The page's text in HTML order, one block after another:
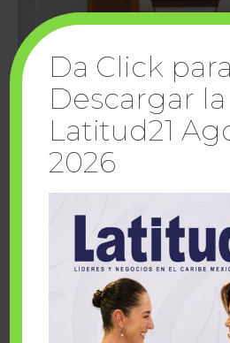
Cuando la solidaridad
sueños Fairmont
Da Click para
Descargar
Latitud21
2026